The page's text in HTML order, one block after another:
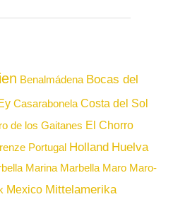
Benalmádena Bocas del
Casarabonela Costa del Sol
de los Gaitanes El Chorro
Portugal Holland Huelva
Marina Marbella Maro Maro-
Mexico Mittelamerika